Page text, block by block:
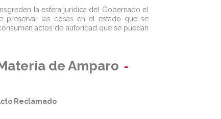
la esfera jurídica del Gobernado el
preservar las cosas en el estado que se
actos de autoridad que se puedan
de Amparo
Reclamado